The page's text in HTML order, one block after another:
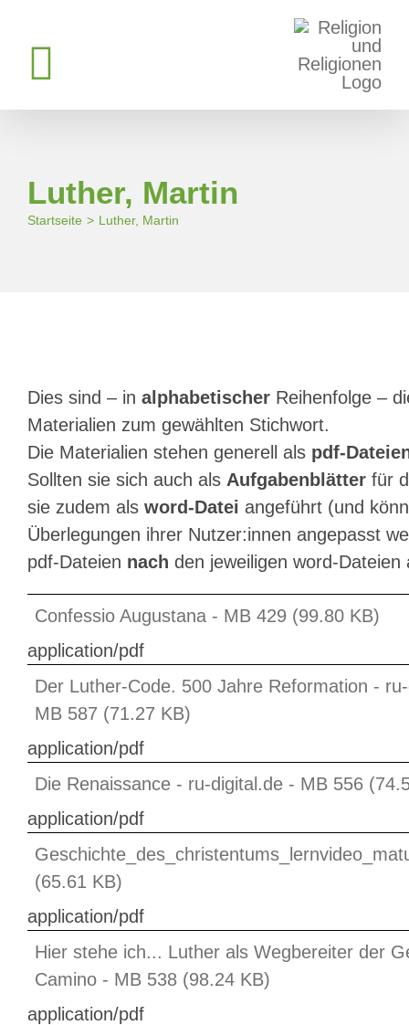
Luther, Martin
Startseite Luther, Martin
Dies sind – in alphabetischer Reihenfolge –
Materialien zum gewählten Stichwort.
Die Materialien stehen generell als pdf-
Sollten sie sich auch als Aufgabenblätter für
sie zudem als word-Datei angeführt (und
Überlegungen ihrer Nutzer:innen angepasst
pdf-Dateien nach den jeweiligen word-Dateien
Confessio Augustana - MB 429 (99.80 KB)
application/pdf
Der Luther-Code. 500 Jahre Reformation -
MB 587 (71.27 KB)
application/pdf
Die Renaissance - ru-digital.de - MB 556
application/pdf
(65.61 KB)
application/pdf
Hier stehe ich... Luther als Wegbereiter der
Camino - MB 538 (98.24 KB)
application/pdf